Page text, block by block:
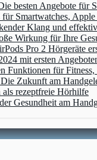
besten Angebote für
Smartwatches,
Klang und
Wirkung für Ihre
Pro 2 Hörgeräte
mit ersten
Funktionen für
Zukunft am
rezeptfreie Hörhilfe
Gesundheit am